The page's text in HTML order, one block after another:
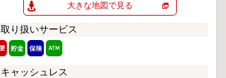
大きな地図で見る
取り扱いサービス
キャッシュレス